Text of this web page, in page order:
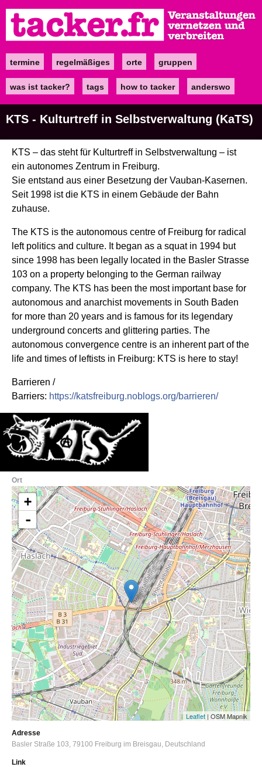
zum
Inhalt
Maintermine regelmäßiges orte gruppen
was ist tacker? tags how to tacker anderswo
KTS - Kulturtreff in Selbstverwaltung (KaTS)
KTS – das steht für Kulturtreff in Selbstverwaltung – ist
ein autonomes Zentrum in Freiburg.
Sie entstand aus einer Besetzung der Vauban-Kasernen.
Seit 1998 ist die KTS in einem Gebäude der Bahn
zuhause.
The KTS is the autonomous centre of Freiburg for radical
left politics and culture. It began as a squat in 1994 but
since 1998 has been legally located in the Basler Strasse
103 on a property belonging to the German railway
company. The KTS has been the most important base for
autonomous and anarchist movements in South Baden
for more than 20 years and is famous for its legendary
underground concerts and glittering parties. The
autonomous convergence centre is an inherent part of the
life and times of leftists in Freiburg: KTS is here to stay!
Barrieren /
Barriers: https://katsfreiburg.noblogs.org/barrieren/
Ort
+
-
Leaflet | OSM Mapnik
Adresse
Basler Straße 103 79100 Freiburg im Breisgau Deutschland
Link